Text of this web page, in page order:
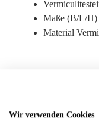
Maße (B/L/H)
Material
Wir verwenden Cookies